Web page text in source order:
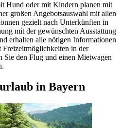
Hund oder mit Kindern planen mit
großen Angebotsauswahl mit allen
gezielt nach Unterkünften in
mit der gewünschten Ausstattung
erhalten alle nötigen Informationen
in der
Sie den Flug und einen Mietwagen
in Bayern